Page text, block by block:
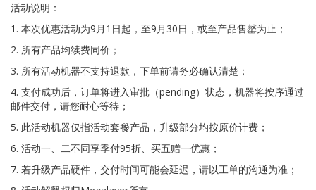
活动说明：
1. 本次优惠活动为9月1日起，至9月30日，或至产品售罄为止；
2. 所有产品均续费同价；
3. 所有活动机器不支持退款，下单前请务必确认清楚；
4. 支付成功后，订单将进入审批（pending）状态，机器将按序通过
邮件交付，请您耐心等待；
5. 此活动机器仅指活动套餐产品，升级部分均按原价计费；
6. 活动一、二不同享季付95折、买五赠一优惠；
7. 若升级产品硬件，交付时间可能会延迟，请以工单的沟通为准；